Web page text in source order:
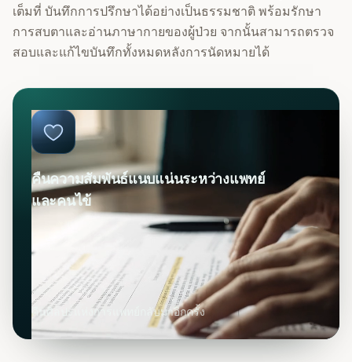
เต็มที่ บันทึกการปรึกษาได้อย่างเป็นธรรมชาติ พร้อมรักษา
การสบตาและอ่านภาษากายของผู้ป่วย จากนั้นสามารถตรวจ
สอบและแก้ไขบันทึกทั้งหมดหลังการนัดหมายได้
คืนความสัมพันธ์แนบแน่นระหว่างแพทย์
และคนไข้
คืนศิลปะแห่งการแพทย์กลับมาอีกครั้ง